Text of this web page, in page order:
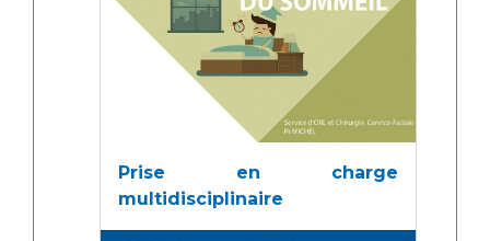
Prise en charge
multidisciplinaire